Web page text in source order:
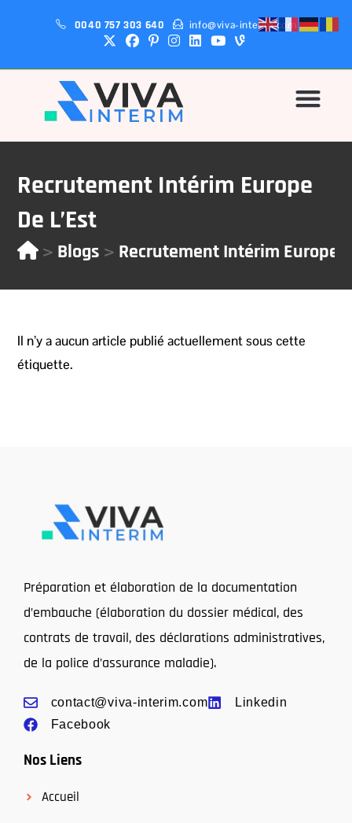
0040 757 303 640 info@viva-interim.com
Recrutement Intérim Europe
De L’Est
> Blogs > Recrutement Intérim Europe
Il n’y a aucun article publié actuellement sous cette
étiquette.
Préparation et élaboration de la documentation
d’embauche (élaboration du dossier médical, des
contrats de travail, des déclarations administratives,
de la police d’assurance maladie).
contact@viva-interim.com
Linkedin
Facebook
Nos Liens
Accueil